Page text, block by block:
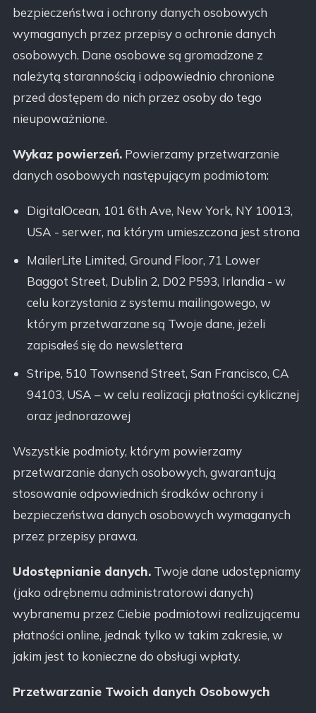
bezpieczeństwa i ochrony danych osobowych
wymaganych przez przepisy o ochronie danych
osobowych. Dane osobowe są gromadzone z
należytą starannością i odpowiednio chronione
przed dostępem do nich przez osoby do tego
nieupoważnione.
Wykaz powierzeń.Powierzamy przetwarzanie
danych osobowych następującym podmiotom:
DigitalOcean, 101 6th Ave, New York, NY 10013,
USA - serwer, na którym umieszczona jest strona
MailerLite Limited, Ground Floor, 71 Lower
Baggot Street, Dublin 2, D02 P593, Irlandia - w
celu korzystania z systemu mailingowego, w
którym przetwarzane są Twoje dane, jeżeli
zapisałeś się do newslettera
Stripe, 510 Townsend Street, San Francisco, CA
94103, USA – w celu realizacji płatności cyklicznej
oraz jednorazowej
Wszystkie podmioty, którym powierzamy
przetwarzanie danych osobowych, gwarantują
stosowanie odpowiednich środków ochrony i
bezpieczeństwa danych osobowych wymaganych
przez przepisy prawa.
Udostępnianie danych.Twoje dane udostępniamy
(jako odrębnemu administratorowi danych)
wybranemu przez Ciebie podmiotowi realizującemu
płatności online, jednak tylko w takim zakresie, w
jakim jest to konieczne do obsługi wpłaty.
Przetwarzanie Twoich danych Osobowych